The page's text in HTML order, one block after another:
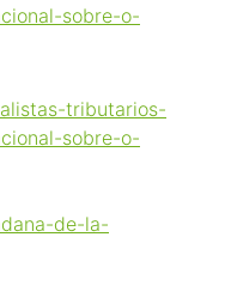
sobre-o-
tributarios-
sobre-o-
de-la-